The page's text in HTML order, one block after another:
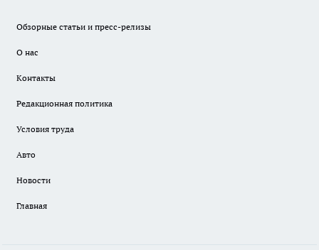
Обзорные статьи и пресс-релизы
О нас
Контакты
Редакционная политика
Условия труда
Авто
Новости
Главная